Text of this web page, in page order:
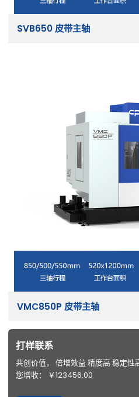
SVB650 皮带主轴
VMC850P 皮带主轴
打样联系
共创价值， 倍增效益 精度高 稳定性
您增收： ￥123456.00